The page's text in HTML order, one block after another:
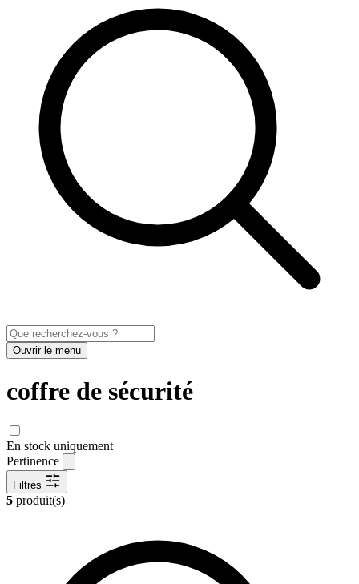
Ouvrir le menu
coffre de sécurité
En stock uniquement
Pertinence
Filtres
5 produit(s)